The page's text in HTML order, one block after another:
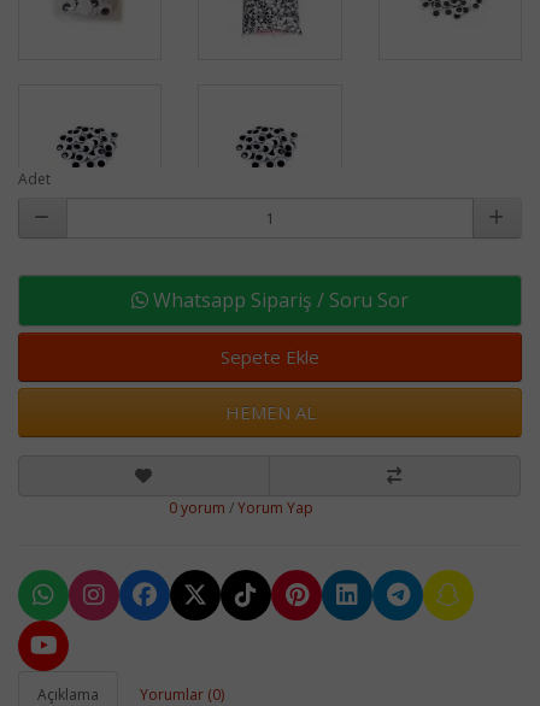
Adet
Whatsapp Sipariş / Soru Sor
Sepete Ekle
HEMEN AL
0 yorum /Yorum Yap
Açıklama Yorumlar (0)